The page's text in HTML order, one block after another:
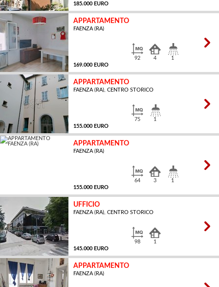
185.000 EURO
APPARTAMENTO
FAENZA (RA)
169.000 EURO
92 4 1
APPARTAMENTO
FAENZA (RA), CENTRO STORICO
155.000 EURO
75 1
APPARTAMENTO
FAENZA (RA)
155.000 EURO
64 3 1
UFFICIO
FAENZA (RA), CENTRO STORICO
145.000 EURO
98 1
APPARTAMENTO
FAENZA (RA)